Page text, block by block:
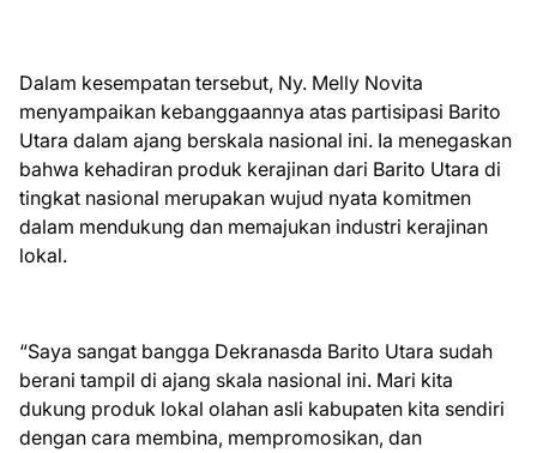
Dalam kesempatan tersebut, Ny. Melly Novita
menyampaikan kebanggaannya atas partisipasi Barito
Utara dalam ajang berskala nasional ini. Ia menegaskan
bahwa kehadiran produk kerajinan dari Barito Utara di
tingkat nasional merupakan wujud nyata komitmen
dalam mendukung dan memajukan industri kerajinan
lokal.
“Saya sangat bangga Dekranasda Barito Utara sudah
berani tampil di ajang skala nasional ini. Mari kita
dukung produk lokal olahan asli kabupaten kita sendiri
dengan cara membina, mempromosikan, dan